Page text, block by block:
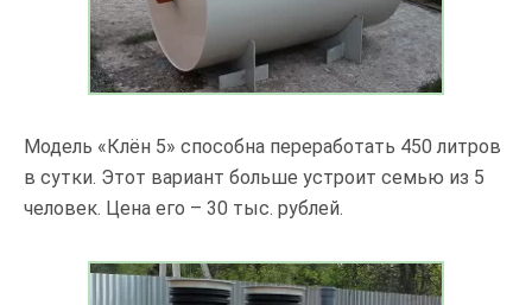
Модель «Клён 5» способна переработать 450 литров
в сутки. Этот вариант больше устроит семью из 5
человек. Цена его – 30 тыс. рублей.